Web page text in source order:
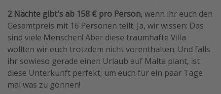
2 Nächte gibt's ab 158 € pro Person, wenn ihr euch den
Gesamtpreis mit 16 Personen teilt. Ja, wir wissen: Das
sind viele Menschen! Aber diese traumhafte Villa
wollten wir euch trotzdem nicht vorenthalten. Und falls
ihr sowieso gerade einen Urlaub auf Malta plant, ist
diese Unterkunft perfekt, um euch für ein paar Tage
mal was zu gönnen!